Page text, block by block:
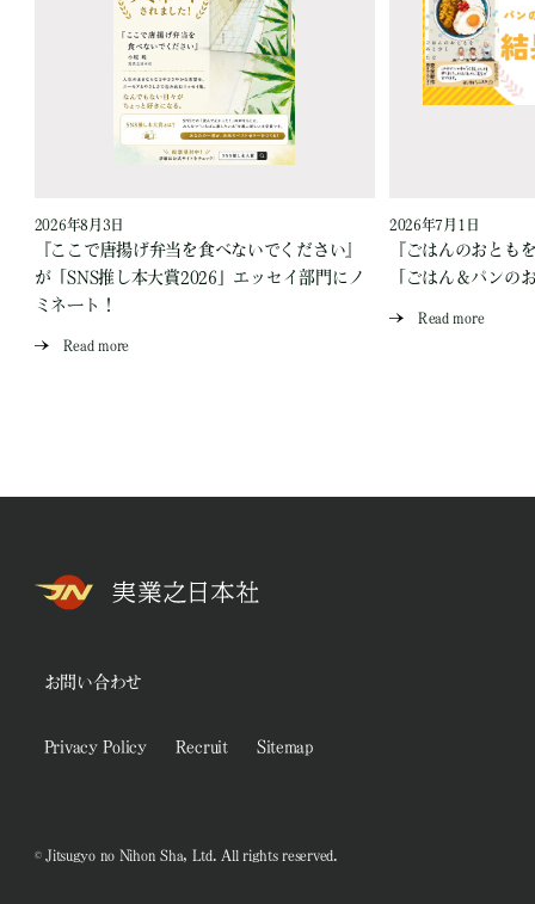
2026年8月3日
『ここで唐揚げ弁当を食べないでください』
が「SNS推し本大賞2026」エッセイ部門にノ
ミネート！
Read more
2026年7月1日
『ごはんのおとも
「ごはん＆パンの
Read more
お問い合わせ
Privacy Policy Recruit Sitemap
© Jitsugyo no Nihon Sha, Ltd. All rights reserved.